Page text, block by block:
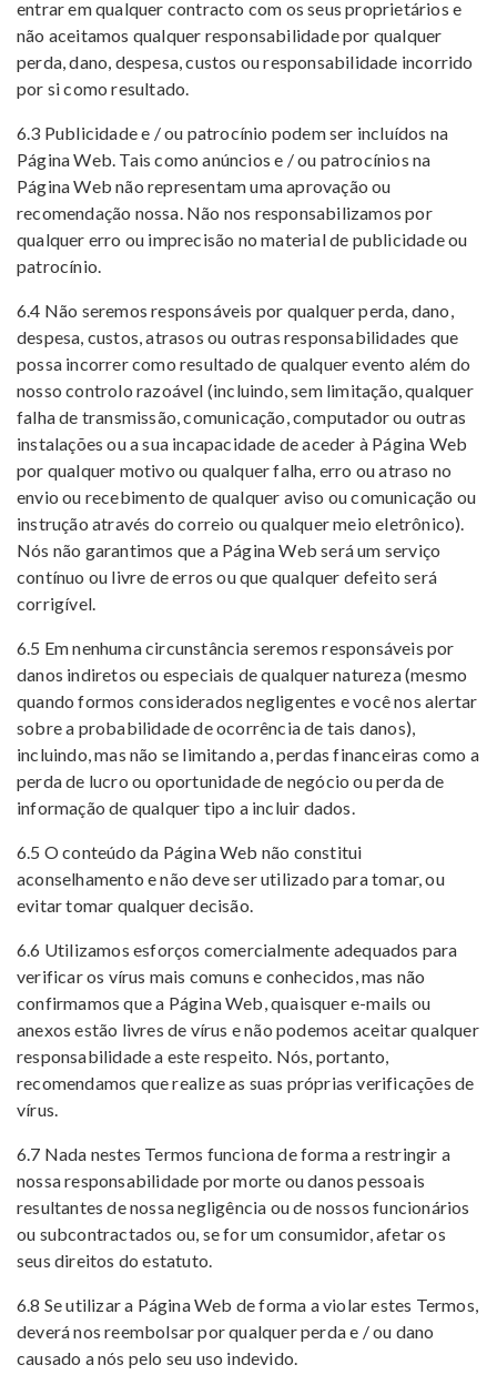
entrar em qualquer contracto com os seus proprietários e
não aceitamos qualquer responsabilidade por qualquer
perda, dano, despesa, custos ou responsabilidade incorrido
por si como resultado.
6.3 Publicidade e / ou patrocínio podem ser incluídos na
Página Web. Tais como anúncios e / ou patrocínios na
Página Web não representam uma aprovação ou
recomendação nossa. Não nos responsabilizamos por
qualquer erro ou imprecisão no material de publicidade ou
patrocínio.
6.4 Não seremos responsáveis ​​por qualquer perda, dano,
despesa, custos, atrasos ou outras responsabilidades que
possa incorrer como resultado de qualquer evento além do
nosso controlo razoável (incluindo, sem limitação, qualquer
falha de transmissão, comunicação, computador ou outras
instalações ou a sua incapacidade de aceder à Página Web
por qualquer motivo ou qualquer falha, erro ou atraso no
envio ou recebimento de qualquer aviso ou comunicação ou
instrução através do correio ou qualquer meio eletrônico).
Nós não garantimos que a Página Web será um serviço
contínuo ou livre de erros ou que qualquer defeito será
corrigível.
6.5 Em nenhuma circunstância seremos responsáveis ​​por
danos indiretos ou especiais de qualquer natureza (mesmo
quando formos considerados negligentes e você nos alertar
sobre a probabilidade de ocorrência de tais danos),
incluindo, mas não se limitando a, perdas financeiras como a
perda de lucro ou oportunidade de negócio ou perda de
informação de qualquer tipo a incluir dados.
6.5 O conteúdo da Página Web não constitui
aconselhamento e não deve ser utilizado para tomar, ou
evitar tomar qualquer decisão.
6.6 Utilizamos esforços comercialmente adequados ​​para
verificar os vírus mais comuns e conhecidos, mas não
confirmamos que a Página Web, quaisquer e-mails ou
anexos estão livres de vírus e não podemos aceitar qualquer
responsabilidade a este respeito. Nós, portanto,
recomendamos que realize as suas próprias verificações de
vírus.
6.7 Nada nestes Termos funciona de forma a restringir a
nossa responsabilidade por morte ou danos pessoais
resultantes de nossa negligência ou de nossos funcionários
ou subcontractados ou, se for um consumidor, afetar os
seus direitos do estatuto.
6.8 Se utilizar a Página Web de forma a violar estes Termos,
deverá nos reembolsar por qualquer perda e / ou dano
causado a nós pelo seu uso indevido.